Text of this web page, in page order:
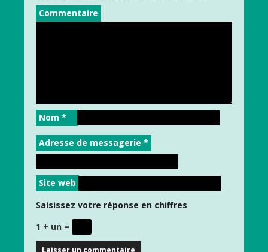
Commentaire
Nom *
Adresse de messagerie *
Site web
Saisissez votre réponse en chiffres
1 + un =